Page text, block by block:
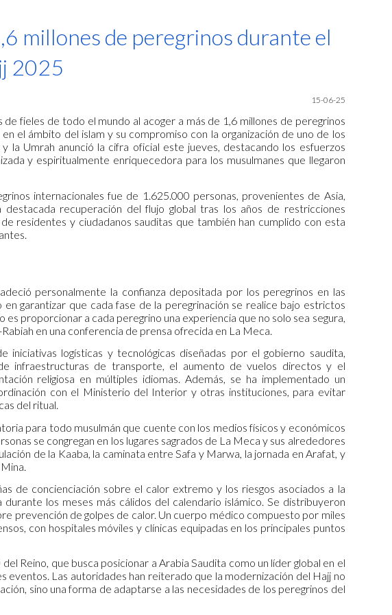
millones de peregrinos durante el
2025
15-06-25
fieles de todo el mundo al acoger a más de 1,6 millones de peregrinos
el ámbito del islam y su compromiso con la organización de uno de los
la Umrah anunció la cifra oficial este jueves, destacando los esfuerzos
y espiritualmente enriquecedora para los musulmanes que llegaron
internacionales fue de 1.625.000 personas, provenientes de Asia,
recuperación del flujo global tras los años de restricciones
residentes y ciudadanos sauditas que también han cumplido con esta
personalmente la confianza depositada por los peregrinos en las
garantizar que cada fase de la peregrinación se realice bajo estrictos
proporcionar a cada peregrino una experiencia que no solo sea segura,
en una conferencia de prensa ofrecida en La Meca.
logísticas y tecnológicas diseñadas por el gobierno saudita,
infraestructuras de transporte, el aumento de vuelos directos y el
religiosa en múltiples idiomas. Además, se ha implementado un
con el Ministerio del Interior y otras instituciones, para evitar
del ritual.
para todo musulmán que cuente con los medios físicos y económicos
se congregan en los lugares sagrados de La Meca y sus alrededores
de la Kaaba, la caminata entre Safa y Marwa, la jornada en Arafat, y
de concienciación sobre el calor extremo y los riesgos asociados a la
los meses más cálidos del calendario islámico. Se distribuyeron
prevención de golpes de calor. Un cuerpo médico compuesto por miles
con hospitales móviles y clínicas equipadas en los principales puntos
Reino, que busca posicionar a Arabia Saudita como un líder global en el
Las autoridades han reiterado que la modernización del Hajj no
sino una forma de adaptarse a las necesidades de los peregrinos del